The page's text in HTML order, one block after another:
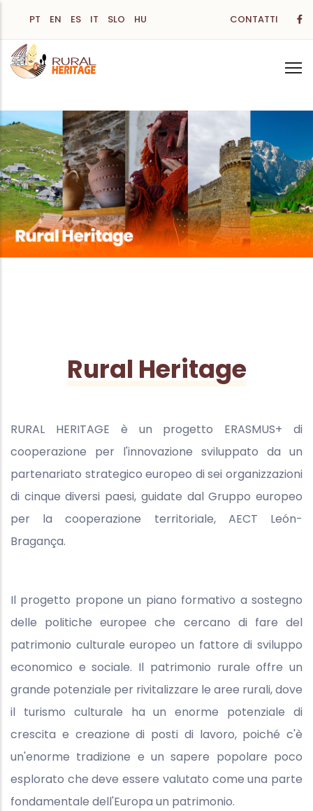
contenuto
principale
PT EN ES IT SLO HU CONTATTI
Rural Heritage
RURAL HERITAGE è un progetto ERASMUS+ di
cooperazione per l'innovazione sviluppato da un
partenariato strategico europeo di sei organizzazioni
di cinque diversi paesi, guidate dal Gruppo europeo
per la cooperazione territoriale, AECT León-
Bragança.
Il progetto propone un piano formativo a sostegno
delle politiche europee che cercano di fare del
patrimonio culturale europeo un fattore di sviluppo
economico e sociale. Il patrimonio rurale offre un
grande potenziale per rivitalizzare le aree rurali, dove
il turismo culturale ha un enorme potenziale di
crescita e creazione di posti di lavoro, poiché c'è
un'enorme tradizione e un sapere popolare poco
esplorato che deve essere valutato come una parte
fondamentale dell'Europa un patrimonio.